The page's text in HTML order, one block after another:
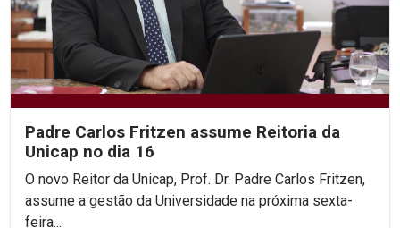
Padre Carlos Fritzen assume Reitoria da
Unicap no dia 16
O novo Reitor da Unicap, Prof. Dr. Padre Carlos Fritzen,
assume a gestão da Universidade na próxima sexta-
feira...